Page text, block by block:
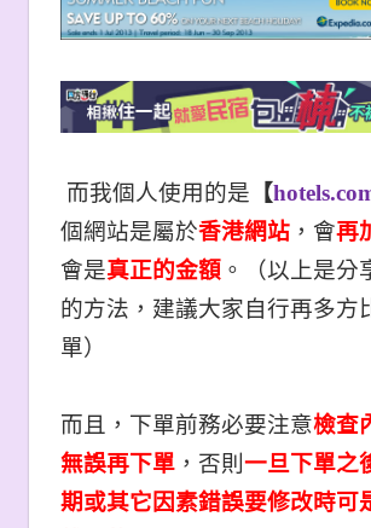
而我個人使用的是 【
個網站是屬於香港網站，會再
會是真正的金額。（以上是分
的方法，建議大家自行再多方
單）
而且，下單前務必要注意檢查
無誤再下單，否則 一旦下單之
期或其它因素錯誤要修改時可